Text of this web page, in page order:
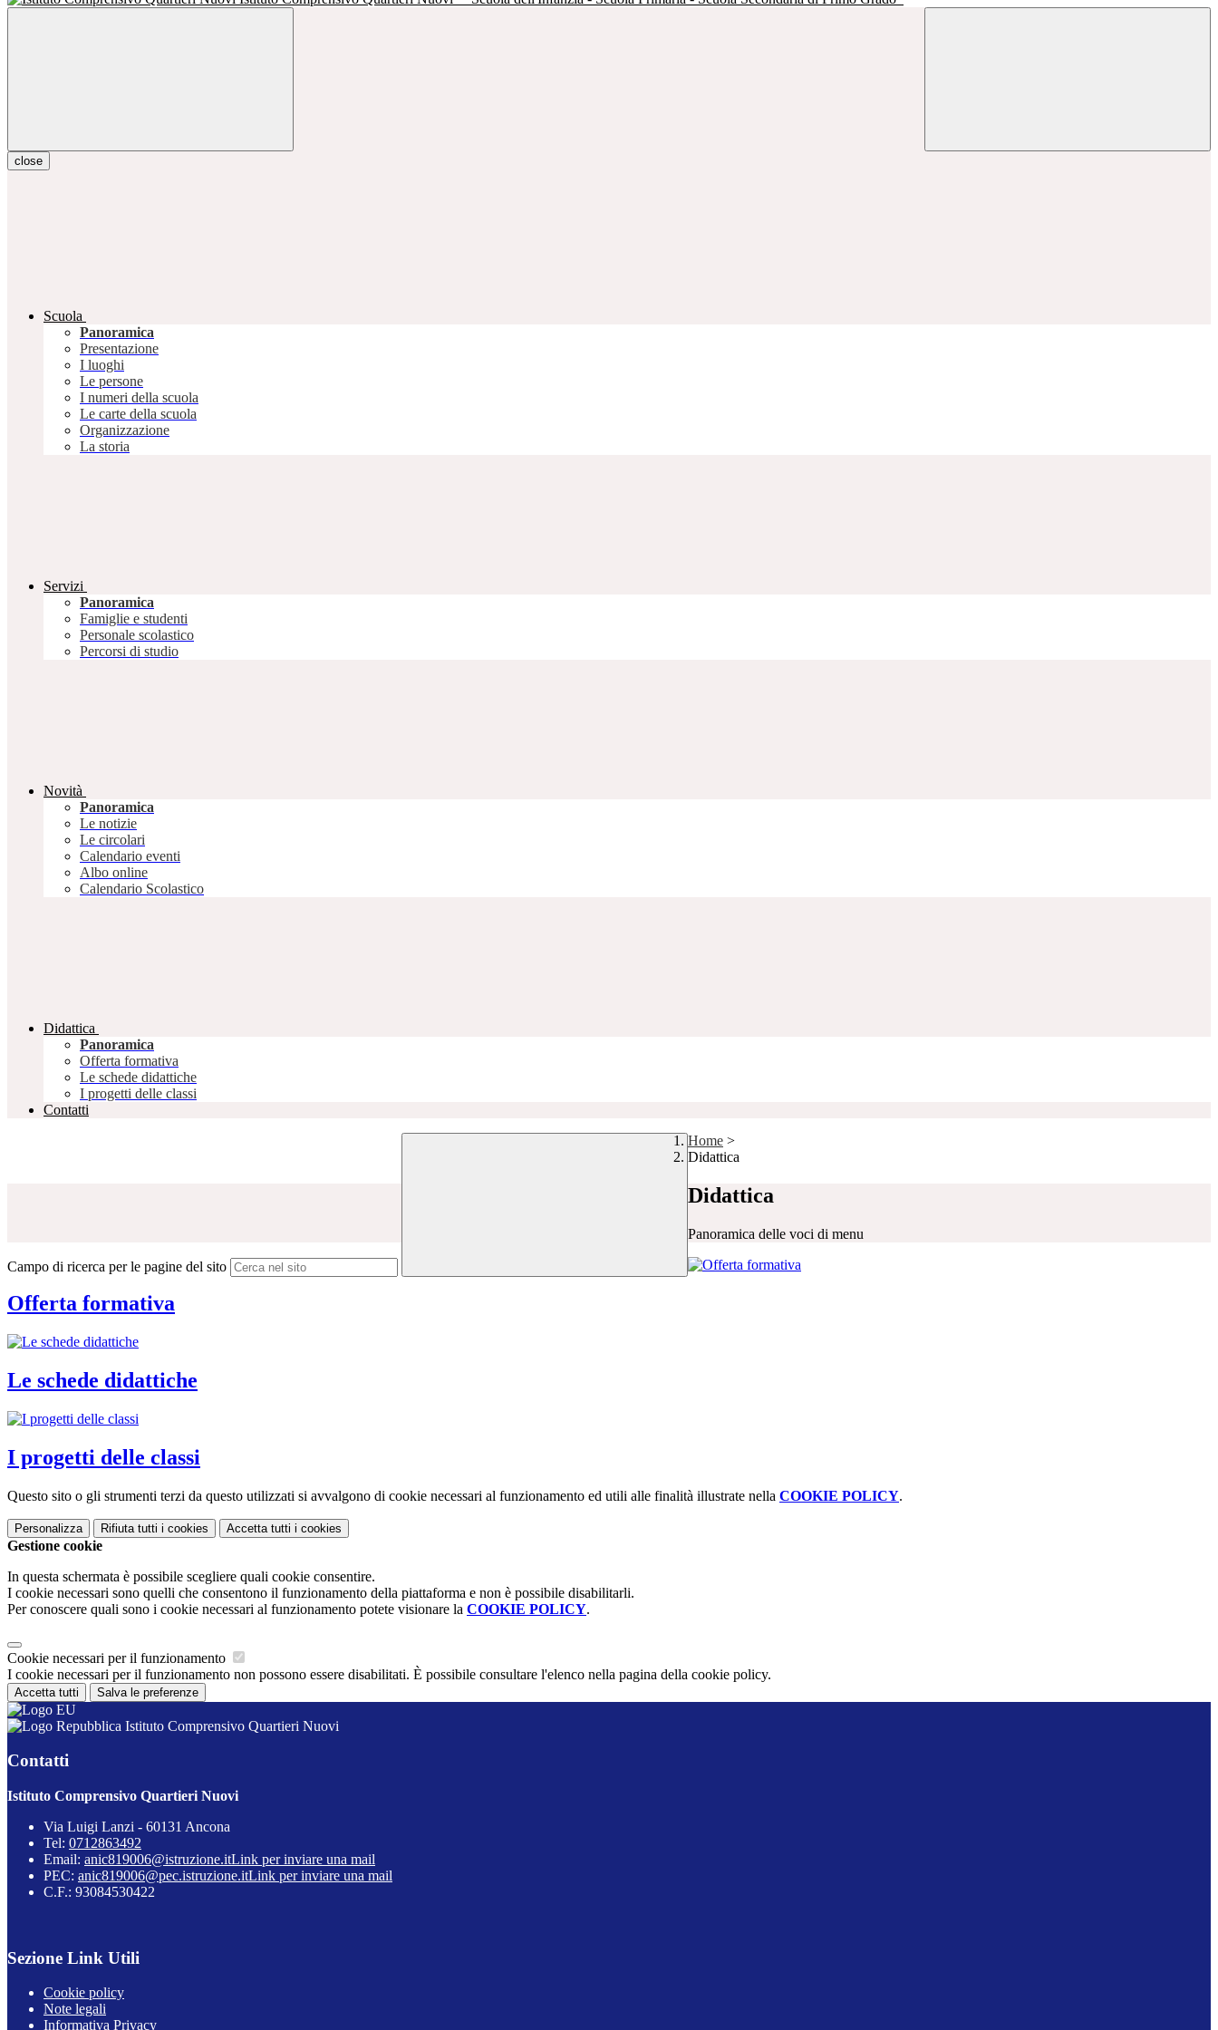
close
Scuola
Panoramica
Presentazione
I luoghi
Le persone
I numeri della scuola
Le carte della scuola
Organizzazione
La storia
Servizi
Panoramica
Famiglie e studenti
Personale scolastico
Percorsi di studio
Novità
Panoramica
Le notizie
Le circolari
Calendario eventi
Albo online
Calendario Scolastico
Didattica
Panoramica
Offerta formativa
Le schede didattiche
I progetti delle classi
Contatti
Campo di ricerca per le pagine del sito
Home >
Didattica
Didattica
Panoramica delle voci di menu
Offerta formativa
Le schede didattiche
I progetti delle classi
Questo sito o gli strumenti terzi da questo utilizzati si avvalgono di cookie necessari al funzionamento ed utili alle finalità illustrate nella COOKIE POLICY.
Personalizza Rifiuta tutti i cookies Accetta tutti i cookies
Gestione cookie
In questa schermata è possibile scegliere quali cookie consentire.
I cookie necessari sono quelli che consentono il funzionamento della piattaforma e non è possibile disabilitarli.
Per conoscere quali sono i cookie necessari al funzionamento potete visionare la COOKIE POLICY.
Cookie necessari per il funzionamento
I cookie necessari per il funzionamento non possono essere disabilitati. È possibile consultare l'elenco nella pagina della cookie policy.
Accetta tutti Salva le preferenze
Istituto Comprensivo Quartieri Nuovi
Contatti
Istituto Comprensivo Quartieri Nuovi
Via Luigi Lanzi - 60131 Ancona
Tel: 0712863492
Email: anic819006@istruzione.itLink per inviare una mail
PEC: anic819006@pec.istruzione.itLink per inviare una mail
C.F.: 93084530422
Sezione Link Utili
Cookie policy
Note legali
Informativa Privacy